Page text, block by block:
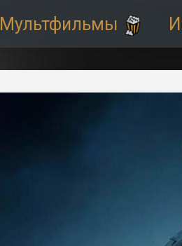
Мультфильмы